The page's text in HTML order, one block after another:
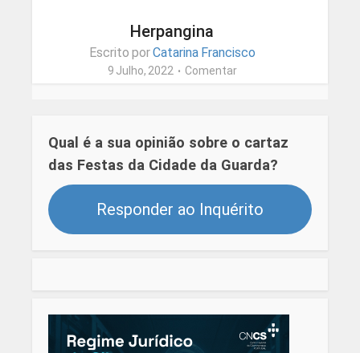
Herpangina
Escrito porCatarina Francisco
9 Julho, 2022 Comentar
Qual é a sua opinião sobre o cartaz
das Festas da Cidade da Guarda?
Responder ao Inquérito